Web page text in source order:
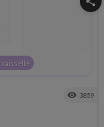
vaisselle
visibility 3859